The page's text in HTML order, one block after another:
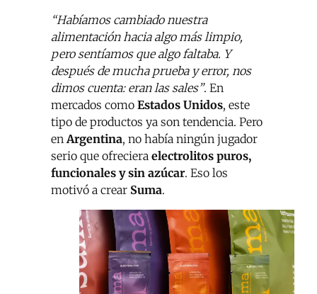
“Habíamos cambiado nuestra
alimentación hacia algo más limpio,
pero sentíamos que algo faltaba. Y
después de mucha prueba y error, nos
dimos cuenta: eran las sales”. En
mercados como Estados Unidos, este
tipo de productos ya son tendencia. Pero
enArgentina, no había ningún jugador
serio que ofreciera electrolitos puros,
funcionales y sin azúcar. Eso los
motivó a crear Suma.